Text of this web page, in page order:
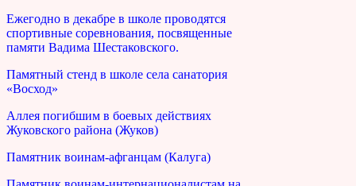
Ежегодно в декабре в школе проводятся
спортивные соревнования, посвященные
памяти Вадима Шестаковского.
Памятный стенд в школе села санатория
«Восход»
Аллея погибшим в боевых действиях
Жуковского района (Жуков)
Памятник воинам-афганцам (Калуга)